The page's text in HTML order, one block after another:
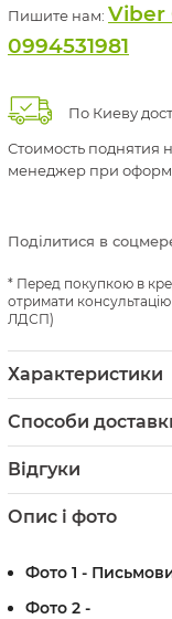
Пишите нам: Viber
0994531981
По Киеву
Стоимость поднятия
менеджер при
Поділитися в
Перед покупкою в
отримати
ЛДСП)
Характеристики
Способи
Відгуки
Опис і фото
Фото 1 -
Фото 2 -